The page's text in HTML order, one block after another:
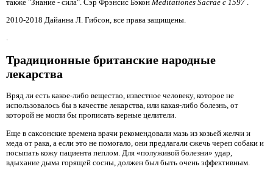
также "Знание - сила". Сэр Фрэнсис Бэкон Meditationes Sacrae c 1597
2010-2018 Дайанна Л. Гибсон, все права защищены.
.
Традиционные британские народные
лекарства
Вряд ли есть какое-либо вещество, известное человеку, которое не
использовалось бы в качестве лекарства, или какая-либо болезнь, от
которой не могли бы прописать верные целители.
Еще в саксонские времена врачи рекомендовали мазь из козьей желчи и
меда от рака, а если это не помогало, они предлагали сжечь череп собаки и
посыпать кожу пациента пеплом. Для «полуживой болезни» удар,
вдыхание дыма горящей сосны, должен был быть очень эффективным.